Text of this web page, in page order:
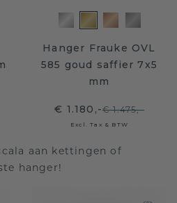
Hanger Frauke OVL
585 goud saffier 7x5
mm
€ 1.180,-€ 1.475,-
Excl. Tax & BTW
aan kettingen of
hanger!